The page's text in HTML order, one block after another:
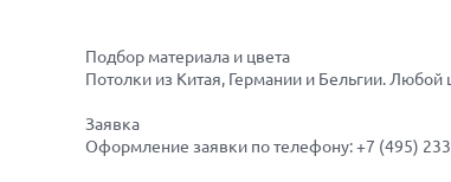
Подбор материала и цвета
Потолки из Китая, Германии и Бельгии. Любой
Заявка
Оформление заявки по телефону:+7 (495)